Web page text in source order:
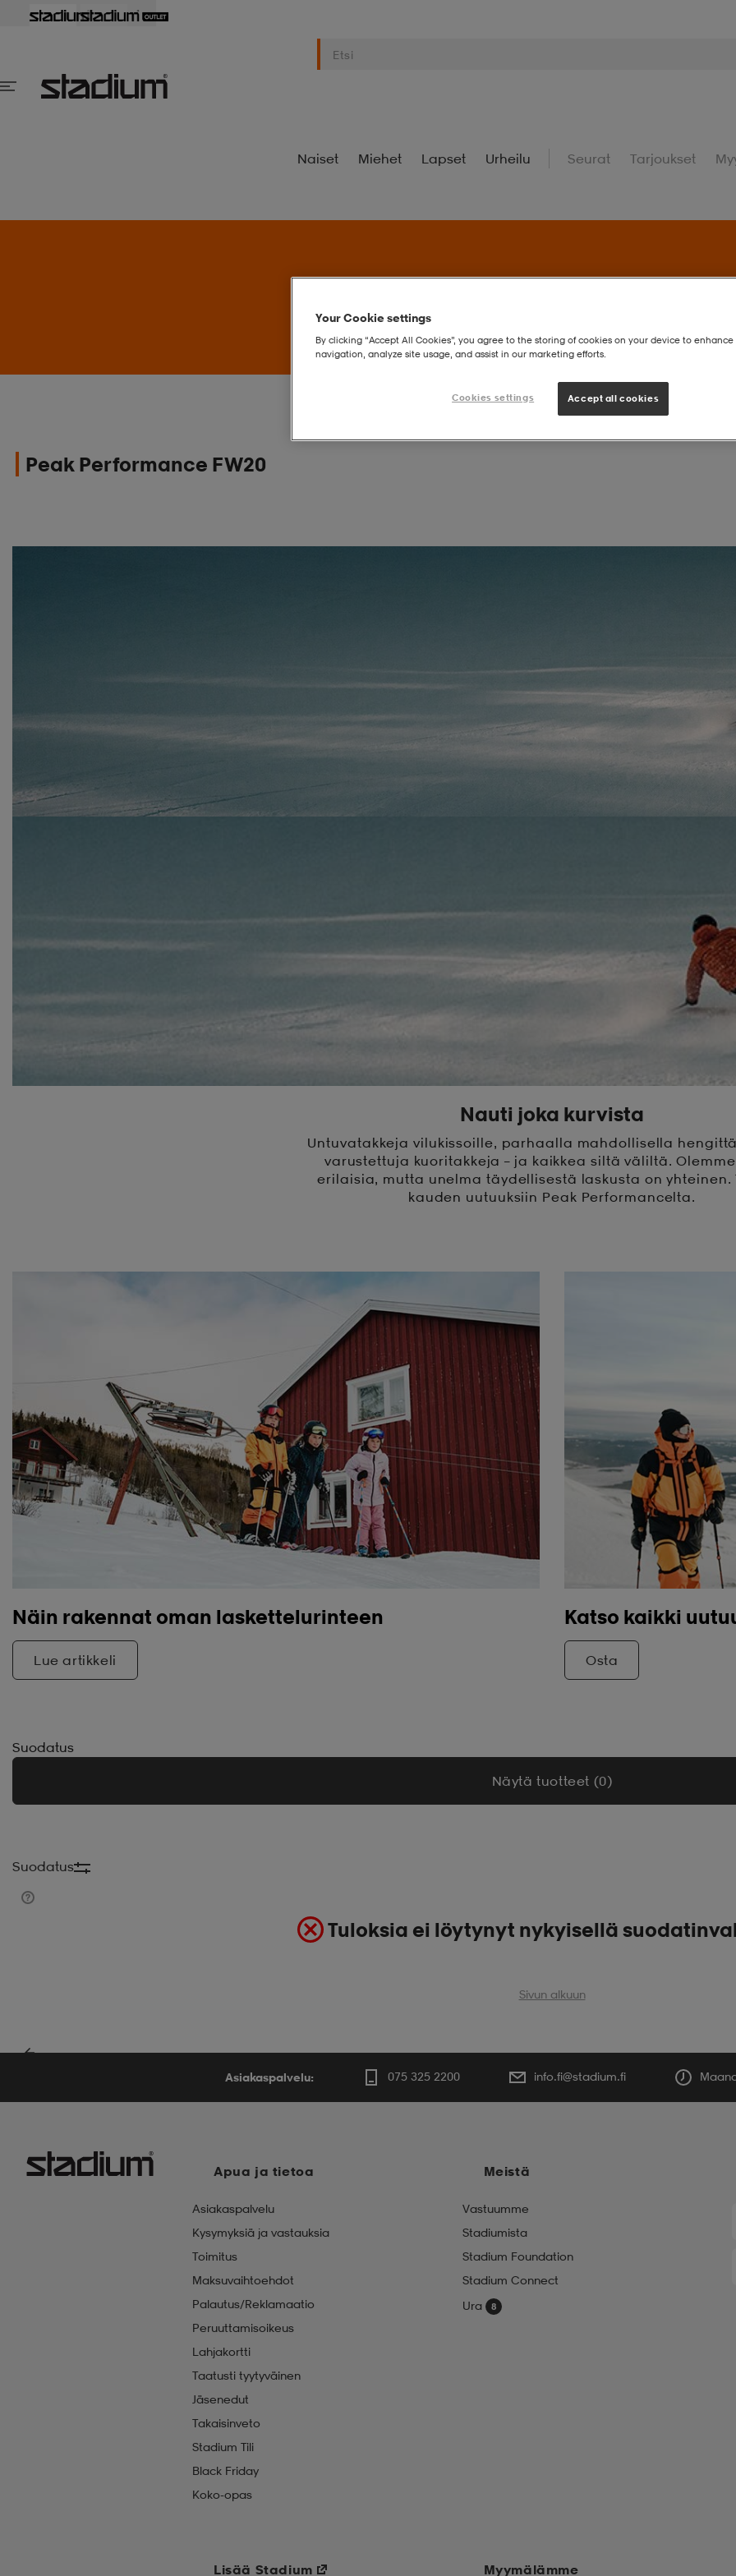
Naiset Miehet Lapset Urheilu Seurat Tarjoukset
Peak Performance FW20
Nauti joka kurvista
Untuvatakkeja vilukissoille, parhaalla mahdollisella
varustettuja kuoritakkeja – ja kaikkea siltä väliltä.
erilaisia, mutta unelma täydellisestä laskusta on yhteinen.
kauden uutuuksiin Peak Performancelta.
Näin rakennat oman laskettelurinteen
Lue artikkeli
Katso kaikki
Osta
Suodatus
Näytä tuotteet (0)
Suodatus
Tuloksia ei löytynyt nykyisellä
Sivun alkuun
Asiakaspalvelu: 075 325 2200 info.fi@stadium.fi
Apua ja tietoa
Asiakaspalvelu
Kysymyksiä ja vastauksia
Toimitus
Maksuvaihtoehdot
Palautus/Reklamaatio
Peruuttamisoikeus
Lahjakortti
Taatusti tyytyväinen
Jäsenedut
Takaisinveto
Stadium Tili
Black Friday
Koko-opas
Meistä
Vastuumme
Stadiumista
Stadium Foundation
Stadium Connect
Ura
Lisää Stadium Myymälämme
Your Cookie settings
By clicking “Accept All Cookies”, you agree to the storing of cookies on your device to enhance
navigation, analyze site usage, and assist in our marketing efforts.
Cookies settings Accept all cookies